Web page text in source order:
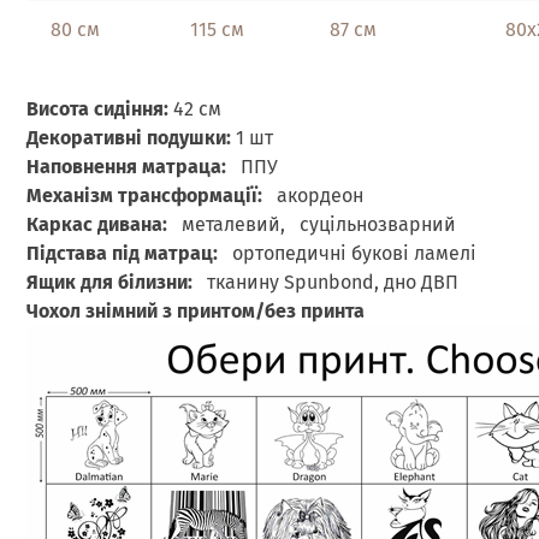
80 см 115 см 87 см
Висота сидіння: 42 см
Декоративні подушки: 1 шт
Наповнення матраца: ППУ
Механізм трансформації:
акордеон
Каркас дивана:
металевий, суцільнозварний
Підстава під матрац:
ортопедичні букові ламелі
Ящик для білизни:
тканину Spunbond, дно ДВП
Чохол знімний з принтом/без принта